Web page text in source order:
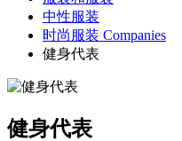
中性服装
时尚服装 Companies
健身代表
健身代表